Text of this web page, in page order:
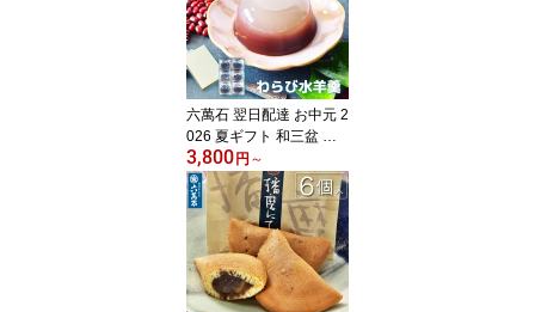
お供え お悔やみ 菓子 結
婚祝い 法要 粗供養 香典
返し 食べ物 お取り寄せ
お歳暮【宅急便コンパク
ト】
六萬石 翌日配達 お中元 2
026 夏ギフト 和三盆 和
菓子 詰め合わせ 『わら
び水羊羹』 6〜20個入 ギ
フト 水ようかん お供え
お菓子 香典返し 法事 お
供え物 手土産 贈り物 内
祝い わらび餅 お返し
【宅急便コンパクト】
3,800 円 ～